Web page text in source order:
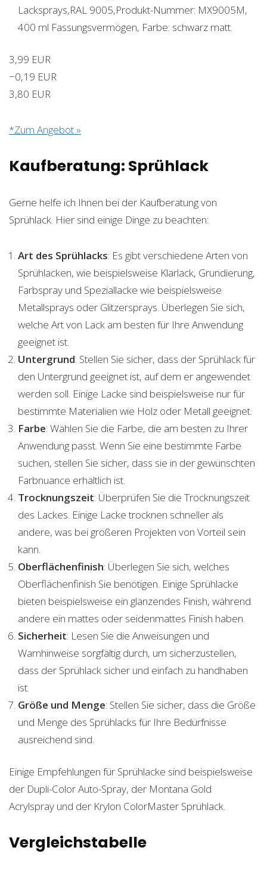
Lacksprays,RAL 9005,Produkt-Nummer: MX9005M,
400 ml Fassungsvermögen, Farbe: schwarz matt.
3,99 EUR
−0,19 EUR
3,80 EUR
*Zum Angebot »
Kaufberatung: Sprühlack
Gerne helfe ich Ihnen bei der Kaufberatung von
Sprühlack. Hier sind einige Dinge zu beachten:
Art des Sprühlacks: Es gibt verschiedene Arten von
Sprühlacken, wie beispielsweise Klarlack, Grundierung,
Farbspray und Speziallacke wie beispielsweise
Metallsprays oder Glitzersprays. Überlegen Sie sich,
welche Art von Lack am besten für Ihre Anwendung
geeignet ist.
Untergrund: Stellen Sie sicher, dass der Sprühlack für
den Untergrund geeignet ist, auf dem er angewendet
werden soll. Einige Lacke sind beispielsweise nur für
bestimmte Materialien wie Holz oder Metall geeignet.
Farbe: Wählen Sie die Farbe, die am besten zu Ihrer
Anwendung passt. Wenn Sie eine bestimmte Farbe
suchen, stellen Sie sicher, dass sie in der gewünschten
Farbnuance erhältlich ist.
Trocknungszeit: Überprüfen Sie die Trocknungszeit
des Lackes. Einige Lacke trocknen schneller als
andere, was bei größeren Projekten von Vorteil sein
kann.
Oberflächenfinish: Überlegen Sie sich, welches
Oberflächenfinish Sie benötigen. Einige Sprühlacke
bieten beispielsweise ein glänzendes Finish, während
andere ein mattes oder seidenmattes Finish haben.
Sicherheit: Lesen Sie die Anweisungen und
Warnhinweise sorgfältig durch, um sicherzustellen,
dass der Sprühlack sicher und einfach zu handhaben
ist.
Größe und Menge: Stellen Sie sicher, dass die Größe
und Menge des Sprühlacks für Ihre Bedürfnisse
ausreichend sind.
Einige Empfehlungen für Sprühlacke sind beispielsweise
der Dupli-Color Auto-Spray, der Montana Gold
Acrylspray und der Krylon ColorMaster Sprühlack.
Vergleichstabelle